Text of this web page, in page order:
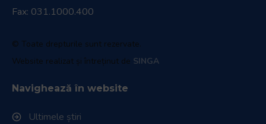
Fax: 031.1000.400
© Toate drepturile sunt rezervate.
Website realizat și întreținut de SINGA
Navighează în website
Ultimele știri